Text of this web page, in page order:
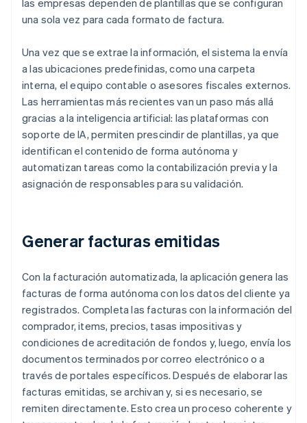
las empresas dependen de plantillas que se configuran
una sola vez para cada formato de factura.
Una vez que se extrae la información, el sistema la envía
a las ubicaciones predefinidas, como una carpeta
interna, el equipo contable o asesores fiscales externos.
Las herramientas más recientes van un paso más allá
gracias a la inteligencia artificial: las plataformas con
soporte de IA, permiten prescindir de plantillas, ya que
identifican el contenido de forma autónoma y
automatizan tareas como la contabilización previa y la
asignación de responsables para su validación.
Generar facturas emitidas
Con la facturación automatizada, la aplicación genera las
facturas de forma autónoma con los datos del cliente ya
registrados. Completa las facturas con la información del
comprador, items, precios, tasas impositivas y
condiciones de acreditación de fondos y, luego, envía los
documentos terminados por correo electrónico o a
través de portales específicos. Después de elaborar las
facturas emitidas, se archivan y, si es necesario, se
remiten directamente. Esto crea un proceso coherente y